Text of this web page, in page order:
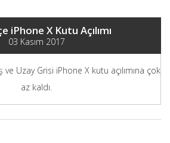
iPhone X Kutu Açılımı
03 Kasım 2017
Uzay Grisi iPhone X kutu açılımına çok
az kaldı.